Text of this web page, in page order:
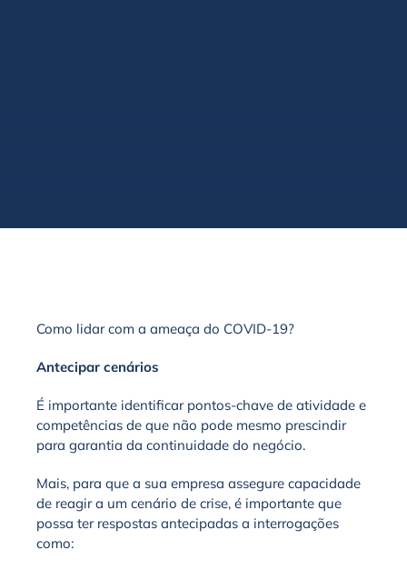
Como lidar com a ameaça do COVID-19?
Antecipar cenários
É importante identificar pontos-chave de atividade e
competências de que não pode mesmo prescindir
para garantia da continuidade do negócio.
Mais, para que a sua empresa assegure capacidade
de reagir a um cenário de crise, é importante que
possa ter respostas antecipadas a interrogações
como: